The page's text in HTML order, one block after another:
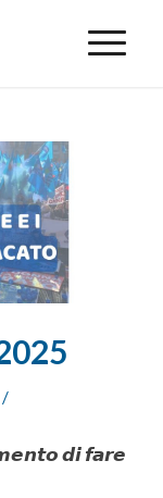
/
𝙙𝙞 𝙛𝙖𝙧𝙚